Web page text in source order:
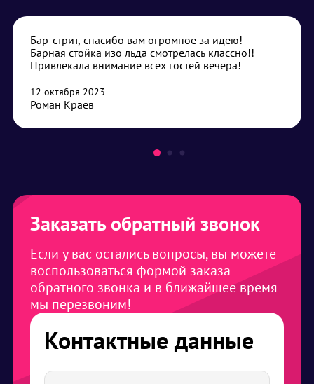
Бар-стрит, спасибо вам огромное за идею!
Барная стойка изо льда смотрелась классно!!
Привлекала внимание всех гостей вечера!
12 октября 2023
Роман Краев
Заказать обратный звонок
Если у вас остались вопросы, вы можете
воспользоваться формой заказа
обратного звонка и в ближайшее время
мы перезвоним!
Контактные данные